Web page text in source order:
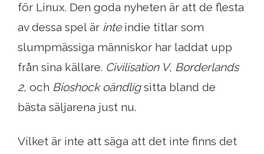
för Linux. Den goda nyheten är att de flesta
av dessa spel är inteindie titlar som
slumpmässiga människor har laddat upp
från sina källare. Civilisation V, Borderlands
2, och Bioshock oändligsitta bland de
bästa säljarena just nu.
Vilket är inte att säga att det inte finns det